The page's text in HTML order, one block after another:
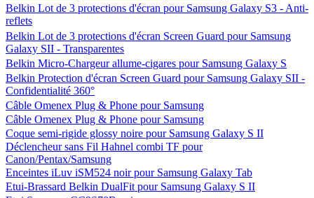
Belkin Lot de 3 protections d'écran pour Samsung Galaxy S3 - Anti-
reflets
Belkin Lot de 3 protections d'écran Screen Guard pour Samsung
Galaxy SII - Transparentes
Belkin Micro-Chargeur allume-cigares pour Samsung Galaxy S
Belkin Protection d'écran Screen Guard pour Samsung Galaxy SII -
Confidentialité 360°
Câble Omenex Plug & Phone pour Samsung
Câble Omenex Plug & Phone pour Samsung
Coque semi-rigide glossy noire pour Samsung Galaxy S II
Déclencheur sans Fil Hahnel combi TF pour
Canon/Pentax/Samsung
Enceintes iLuv iSM524 noir pour Samsung Galaxy Tab
Etui-Brassard Belkin DualFit pour Samsung Galaxy S II